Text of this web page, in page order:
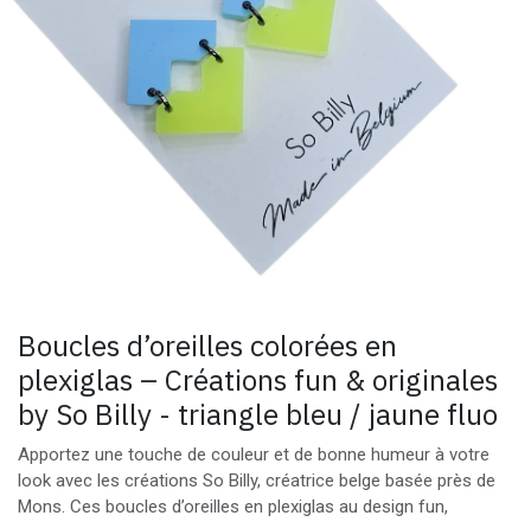
Boucles d’oreilles colorées en
plexiglas – Créations fun & originales
by So Billy - triangle bleu / jaune fluo
Apportez une touche de couleur et de bonne humeur à votre
look avec les créations So Billy, créatrice belge basée près de
Mons. Ces boucles d’oreilles en plexiglas au design fun,